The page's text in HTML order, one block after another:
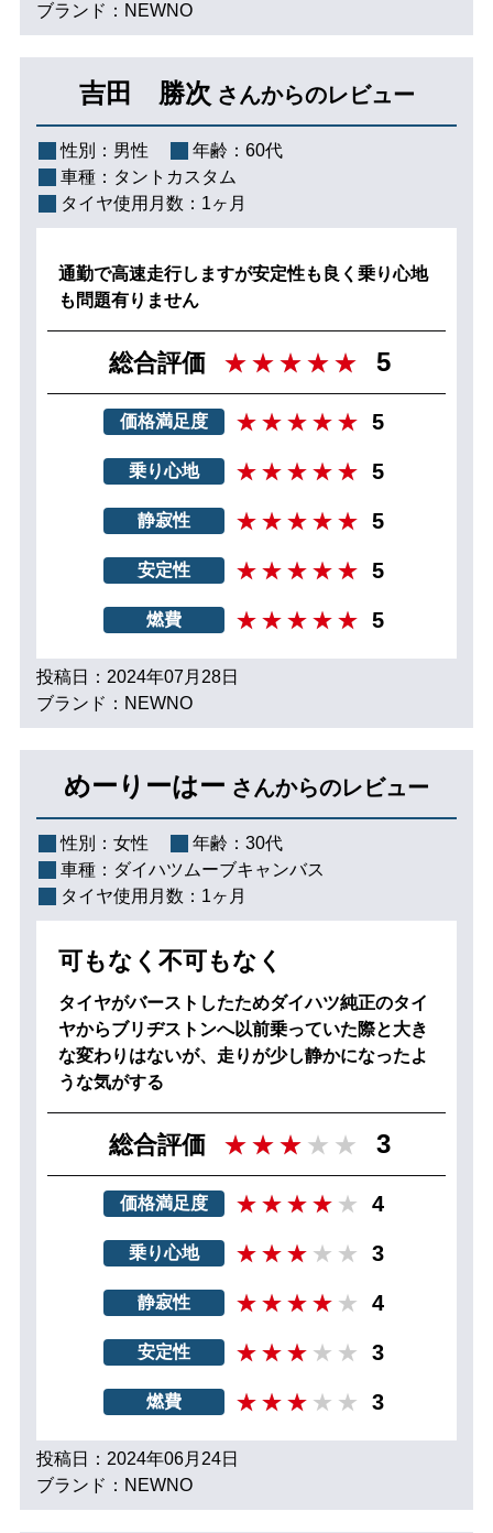
ブランド：NEWNO
吉田 勝次 さんからのレビュー
性別： 男性 年齢： 60代
車種： タントカスタム
タイヤ使用月数： 1ヶ月
通勤で高速走行しますが安定性も良く乗り心地
も問題有りません
総合評価 5
価格満足度 5
乗り心地 5
静寂性 5
安定性 5
燃費 5
投稿日：2024年07月28日
ブランド：NEWNO
めーりーはー さんからのレビュー
性別： 女性 年齢： 30代
車種： ダイハツムーブキャンバス
タイヤ使用月数： 1ヶ月
可もなく不可もなく
タイヤがバーストしたためダイハツ純正のタイ
ヤからブリヂストンへ以前乗っていた際と大き
な変わりはないが、走りが少し静かになったよ
うな気がする
総合評価 3
価格満足度 4
乗り心地 3
静寂性 4
安定性 3
燃費 3
投稿日：2024年06月24日
ブランド：NEWNO